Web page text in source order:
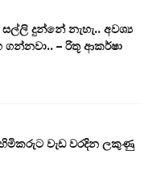
දුන්නේ නැහැ.. අවශ්‍ය
ගන්නවා.. – රිතූ ආකර්ෂා
වැඩ වරදින ලකුණු